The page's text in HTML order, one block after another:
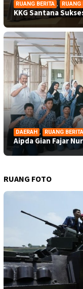
RUANG BERITA , RUANG
KKG Santana
DAERAH , RUANG BERITA
Aipda Gian Fajar
RUANG FOTO